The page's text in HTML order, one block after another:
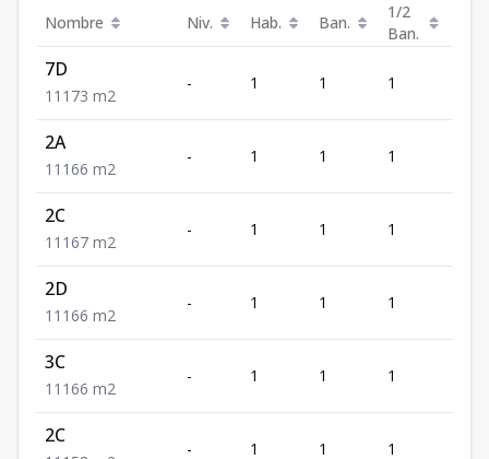
Nombre Niv. Hab. Ban.
1/2
Ban.
7D
1 1 1 73 m2
- 1 1 1
2A
1 1 1 66 m2
- 1 1 1
2C
1 1 1 67 m2
- 1 1 1
2D
1 1 1 66 m2
- 1 1 1
3C
1 1 1 66 m2
- 1 1 1
2C
- 1 1 1